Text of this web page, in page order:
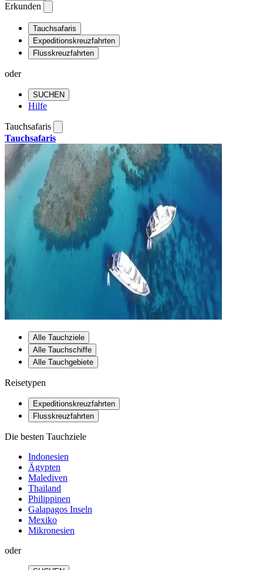
Erkunden
Tauchsafaris
Expeditionskreuzfahrten
Flusskreuzfahrten
oder
SUCHEN
Hilfe
Tauchsafaris
Tauchsafaris
Alle Tauchziele
Alle Tauchschiffe
Alle Tauchgebiete
Reisetypen
Expeditionskreuzfahrten
Flusskreuzfahrten
Die besten Tauchziele
Indonesien
Ägypten
Malediven
Thailand
Philippinen
Galapagos Inseln
Mexiko
Mikronesien
oder